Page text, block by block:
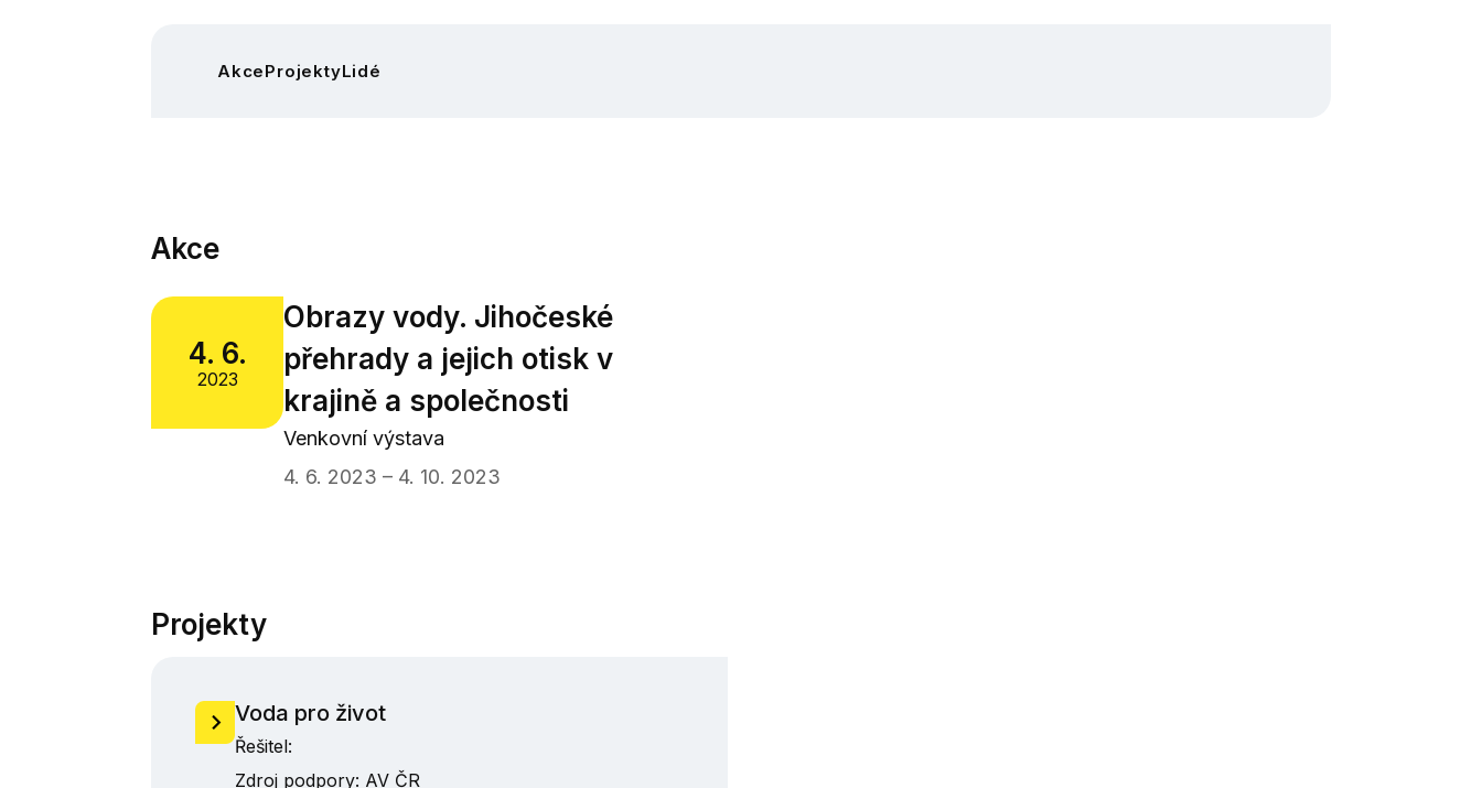
AkceProjektyLidé
Akce
4. 6.
2023
Obrazy vody. Jihočeské
přehrady a jejich otisk v
krajině a společnosti
Venkovní výstava
4. 6. 2023 – 4. 10. 2023
Projekty
Voda pro život
Řešitel:
Zdroj podpory: AV ČR